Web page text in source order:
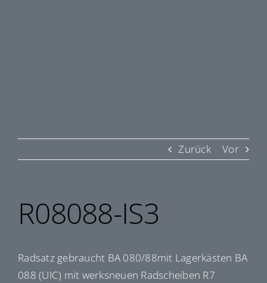
Zurück Vor
R08088-IS3
Radsatz gebraucht BA 080/88mit Lagerkästen BA
088 (UIC) mit werksneuen Radscheiben R7